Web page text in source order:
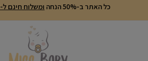
כל האתר ב-50% הנחה ומשלוח חינם ל-48 שעות